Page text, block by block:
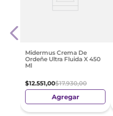
Midermus Crema De
Ordeñe Ultra Fluida X 450
Ml
$12.551,00$17.930,00
Agregar